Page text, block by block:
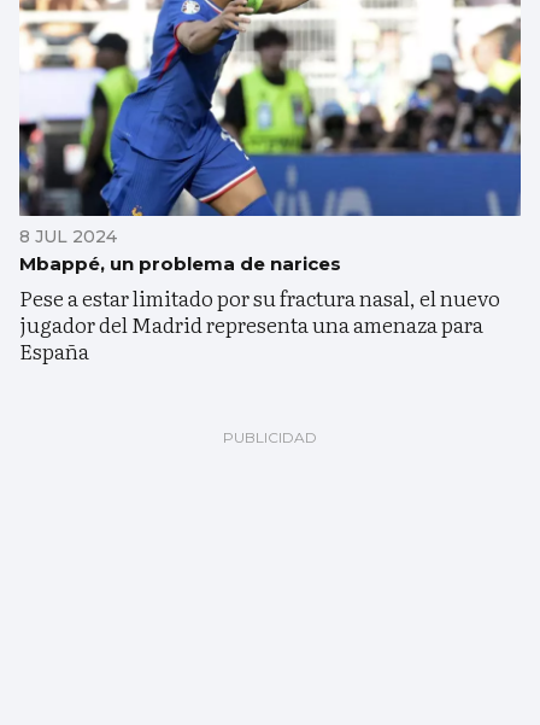
8 JUL 2024
Mbappé, un problema de narices
Pese a estar limitado por su fractura nasal, el nuevo
jugador del Madrid representa una amenaza para
España